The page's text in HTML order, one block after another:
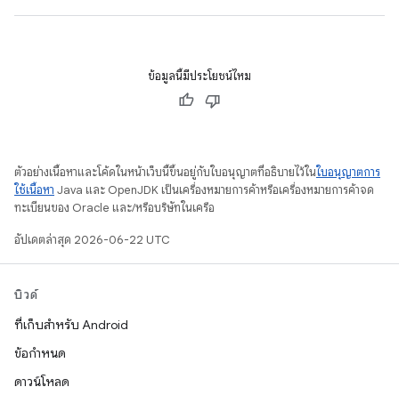
ข้อมูลนี้มีประโยชน์ไหม
ตัวอย่างเนื้อหาและโค้ดในหน้าเว็บนี้ขึ้นอยู่กับใบอนุญาตที่อธิบายไว้ในใบอนุญาตการ
ใช้เนื้อหา Java และ OpenJDK เป็นเครื่องหมายการค้าหรือเครื่องหมายการค้าจด
ทะเบียนของ Oracle และ/หรือบริษัทในเครือ
อัปเดตล่าสุด 2026-06-22 UTC
บิวด์
ที่เก็บสำหรับ Android
ข้อกำหนด
ดาวน์โหลด